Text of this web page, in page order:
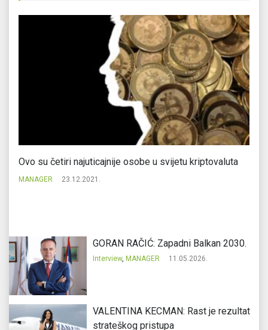
Ovo su četiri najuticajnije osobe u svijetu kriptovaluta
MANAGER 23.12.2021.
GORAN RAČIĆ: Zapadni Balkan 2030.
Interview, MANAGER 11.05.2026.
VALENTINA KECMAN: Rast je rezultat
strateškog pristupa